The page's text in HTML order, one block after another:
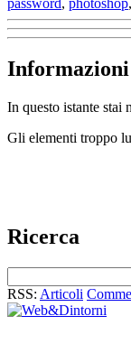
Informazioni
In questo istante stai
Gli elementi troppo
Ricerca
RSS: Articoli